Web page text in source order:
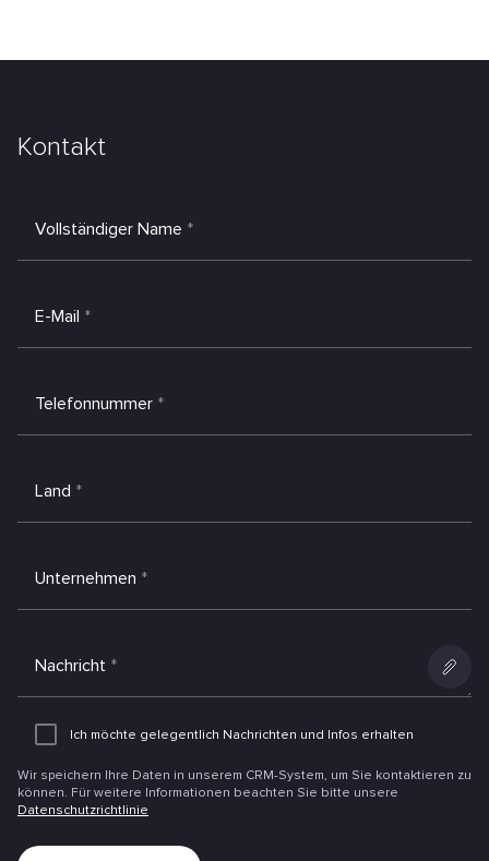
Kontakt
Vollständiger Name *
E-Mail *
Telefonnummer *
Land *
Unternehmen *
Nachricht *
Anlage
Ich möchte gelegentlich Nachrichten und Infos erhalten
Wir speichern Ihre Daten in unserem CRM-System, um Sie kontaktieren zu
können. Für weitere Informationen beachten Sie bitte unsere
Datenschutzrichtlinie